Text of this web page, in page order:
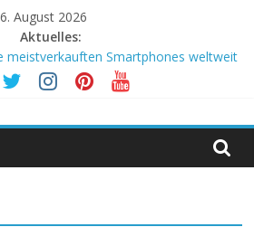
6. August 2026
Aktuelles:
meistverkauften Smartphones weltweit
5 mit der besten Performance lt.
Vergleich